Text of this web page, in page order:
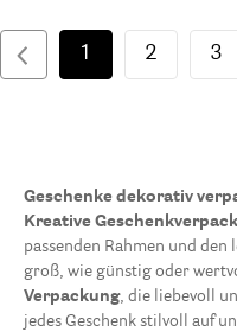
1 2 3
Geschenke dekorativ
Kreative
passenden Rahmen und
groß, wie günstig oder
Verpackung, die liebevoll
jedes Geschenk stilvoll auf